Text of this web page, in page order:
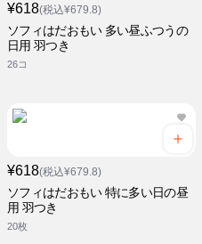
¥618(税込¥679.8)
ソフィはだおもい 多い昼ふつうの
日用 羽つき
26コ
¥618(税込¥679.8)
ソフィはだおもい 特に多い日の昼
用 羽つき
20枚